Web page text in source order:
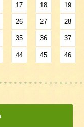
17 18 19
26 27 28
35 36 37
44 45 46